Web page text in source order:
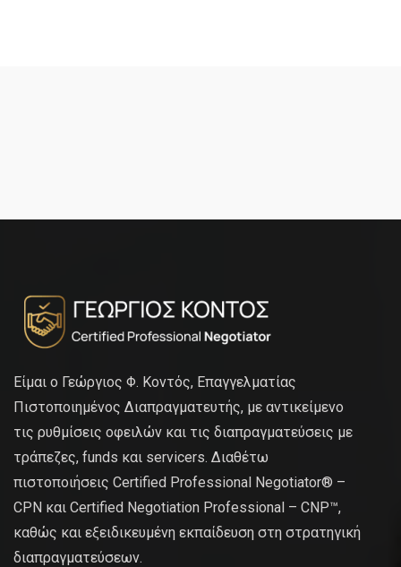
Είμαι ο Γεώργιος Φ. Κοντός, Επαγγελματίας
Πιστοποιημένος Διαπραγματευτής, με αντικείμενο
τις ρυθμίσεις οφειλών και τις διαπραγματεύσεις με
τράπεζες, funds και servicers. Διαθέτω
πιστοποιήσεις Certified Professional Negotiator® –
CPN και Certified Negotiation Professional – CNP™,
καθώς και εξειδικευμένη εκπαίδευση στη στρατηγική
διαπραγματεύσεων.